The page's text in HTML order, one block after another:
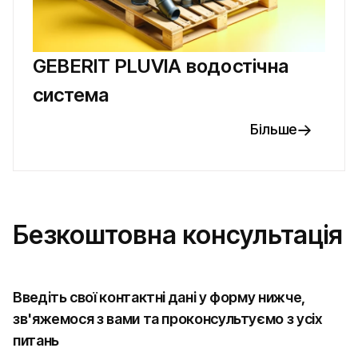
GEBERIT PLUVIA водостічна
система
Більше
Безкоштовна консультація
Введіть свої контактні дані у форму нижче,
зв'яжемося з вами та проконсультуємо з усіх
питань